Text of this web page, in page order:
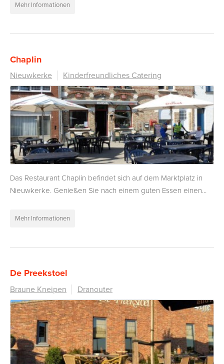
Mehr Informationen
Chaplin
Nieuwkerke Kinderfreundliches Catering
Das Restaurant Chaplin befindet sich auf dem Marktplatz in
Nieuwkerke. Genießen Sie nach einem guten Essen einen...
Mehr Informationen
De Preekstoel
Braune Kneipen Dranouter